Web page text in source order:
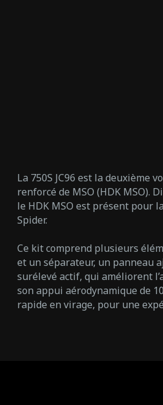
La 750S JC96 est la deuxième
renforcé de MSO (HDK MSO).
le HDK MSO est présent pour
Spider.
Ce kit comprend plusieurs
et un séparateur, un panneau
surélevé actif, qui améliorent
son appui aérodynamique de
rapide en virage, pour une